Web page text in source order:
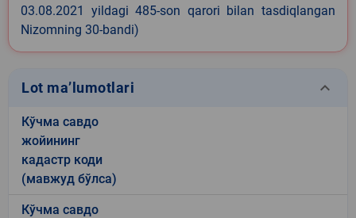
03.08.2021 yildagi 485-son qarori bilan tasdiqlangan
Nizomning 30-bandi)
Lot ma’lumotlari keyboard_arrow_down
Кўчма савдо
жойининг
кадастр коди
(мавжуд бўлса)
Кўчма савдо